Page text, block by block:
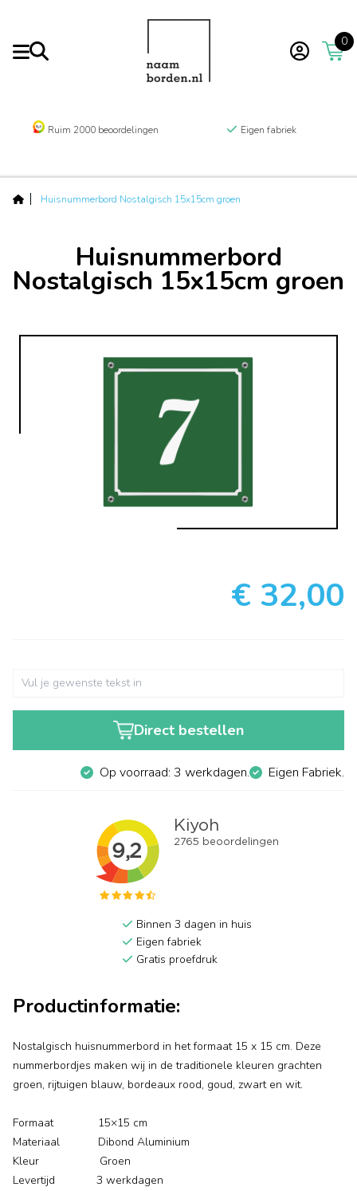
0
Ruim 2000 beoordelingen Eigen fabriek
Huisnummerbord Nostalgisch 15x15cm groen
Huisnummerbord
Nostalgisch 15x15cm groen
€ 32,00
Direct bestellen
Op voorraad: 3 werkdagen. Eigen Fabriek.
Binnen 3 dagen in huis
Eigen fabriek
Gratis proefdruk
Productinformatie:
Nostalgisch huisnummerbord in het formaat 15 x 15 cm. Deze
nummerbordjes maken wij in de traditionele kleuren grachten
groen, rijtuigen blauw, bordeaux rood, goud, zwart en wit.
Formaat 15×15 cm
Materiaal Dibond Aluminium
Kleur Groen
Levertijd 3 werkdagen